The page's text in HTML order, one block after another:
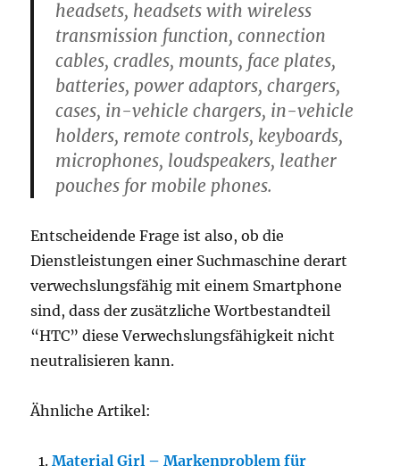
headsets, headsets with wireless
transmission function, connection
cables, cradles, mounts, face plates,
batteries, power adaptors, chargers,
cases, in-vehicle chargers, in-vehicle
holders, remote controls, keyboards,
microphones, loudspeakers, leather
pouches for mobile phones.
Entscheidende Frage ist also, ob die
Dienstleistungen einer Suchmaschine derart
verwechslungsfähig mit einem Smartphone
sind, dass der zusätzliche Wortbestandteil
“HTC” diese Verwechslungsfähigkeit nicht
neutralisieren kann.
Ähnliche Artikel:
Material Girl – Markenproblem für